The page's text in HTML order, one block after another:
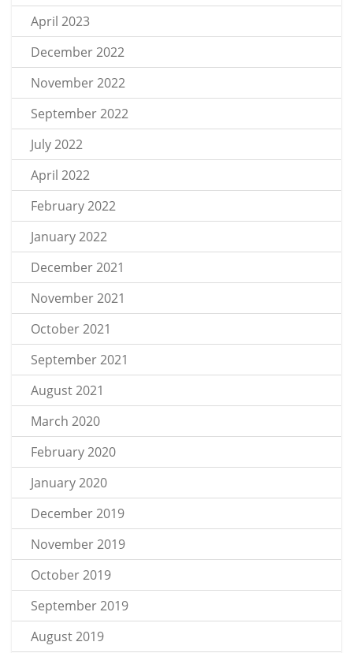
April 2023
December 2022
November 2022
September 2022
July 2022
April 2022
February 2022
January 2022
December 2021
November 2021
October 2021
September 2021
August 2021
March 2020
February 2020
January 2020
December 2019
November 2019
October 2019
September 2019
August 2019